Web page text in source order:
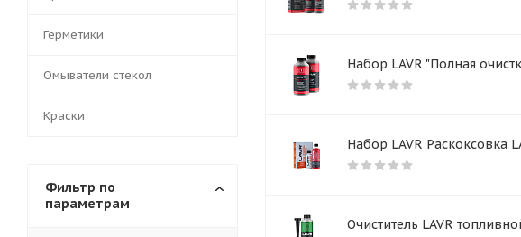
Набор LAVR "Полная
Набор LAVR Раскоксовка
Очиститель LAVR
Герметики
Омыватели стекол
Краски
Фильтр по
параметрам